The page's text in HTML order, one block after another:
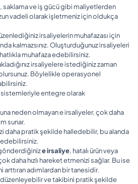
saklama ve iş gücü gibi maliyetlerden
vadeli olarak işletmeniz için oldukça
irsaliyelerin muhafazası için
kalmazsınız. Oluşturduğunuz irsaliyeleri
muhafaza edebilirsiniz.
irsaliyelere istediğiniz zaman
Böylelikle operasyonel
entegre olarak
neden olmayan e irsaliyeler, çok daha
sunar.
daha pratik şekilde halledebilir, bu alanda
e irsaliye, hatalı ürün veya
daha hızlı hareket etmenizi sağlar. Bu ise
adımlardan bir tanesidir.
düzenleyebilir ve takibini pratik şekilde